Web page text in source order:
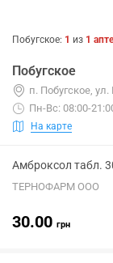
Побугское: 1 из 1
Побугское
п. Побугское,
Пн-Вс: 08:00-
На карте
Амброксол табл.
ТЕРНОФАРМ ООО
30.00 грн